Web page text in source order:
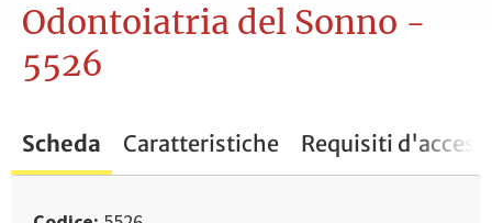
Odontoiatria del Sonno -
5526
Scheda Caratteristiche Requisiti